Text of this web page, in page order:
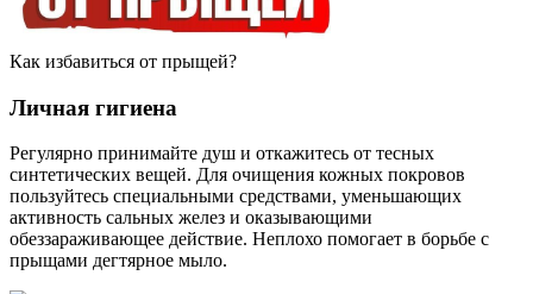
Как избавиться от прыщей?
Личная гигиена
Регулярно принимайте душ и откажитесь от тесных
синтетических вещей. Для очищения кожных покровов
пользуйтесь специальными средствами, уменьшающих
активность сальных желез и оказывающими
обеззараживающее действие. Неплохо помогает в борьбе с
прыщами дегтярное мыло.